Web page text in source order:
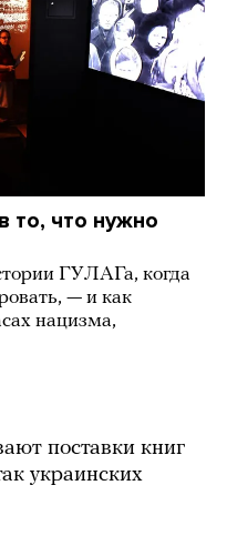
то, что нужно
ГУЛАГа, когда
— и как
нацизма,
поставки книг
украинских